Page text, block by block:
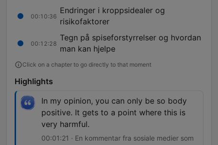
00:10:36
Endringer i kroppsidealer og
risikofaktorer
00:12:28
Tegn på spiseforstyrrelser og hvordan
man kan hjelpe
Click on a chapter to go directly to that moment
Highlights
In my opinion, you can only be so body
positive. It gets to a point where this is
very harmful.
00:01:21 · En kommentar fra sosiale medier som